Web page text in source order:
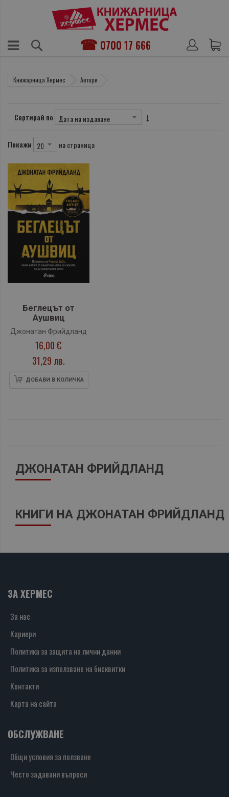
0700 17 666
Книжарница Хермес Автори
Сортирай по
Покажи на страница
Беглецът от
Аушвиц
Джонатан Фрийдланд
16,00 €
31,29 лв.
ДОБАВИ В КОЛИЧКА
ДЖОНАТАН ФРИЙДЛАНД
КНИГИ НА ДЖОНАТАН ФРИЙДЛАНД
ЗА ХЕРМЕС
За нас
Кариери
Политика за защита на лични данни
Политика за използване на бисквитки
Контакти
Карта на сайта
ОБСЛУЖВАНЕ
Общи условия за ползване
Често задавани въпроси